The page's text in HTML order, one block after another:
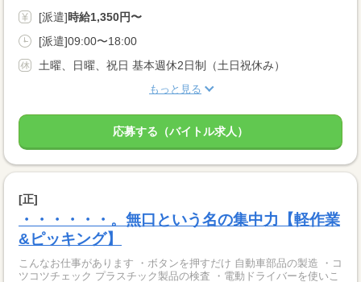
[派遣]時給1,350円〜
[派遣]09:00〜18:00
土曜、日曜、祝日 基本週休2日制（土日祝休み）
もっと見る
応募する（バイトル求人）
[正]
・・・・・・。無口という名の集中力【軽作業
&ピッキング】
こんなお仕事があります ・ボタンを押すだけ 自動車部品の製造 ・コ
ツコツチェック プラスチック製品の検査 ・電動ドライバーを使いこ